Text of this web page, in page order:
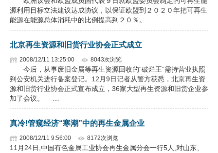
行情报价
数字报
源利用目标立法建议达成协议，以保证欧盟到２０２０年把可再生
能源在能源总体消耗中的比例提高到２０％。 …
北京再生资源和旧货行业协会正式成立
2008/12/11 13:25:00 8043次浏览
今后，从事废旧金属等再生资源回收的“破烂王”需持营业执照
到公安机关进行备案登记。12月9日记者从警方获悉，北京再生资
源和旧货行业协会正式宣布成立，36家大型再生资源和旧货企业参
加了会议。 …
真冷!管窥经济“寒潮”中的再生金属企业
2008/12/11 9:56:00 8172次浏览
11月24日,中国有色金属工业协会再生金属分会一行5人,对山东、